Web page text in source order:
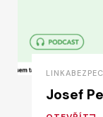
Josef